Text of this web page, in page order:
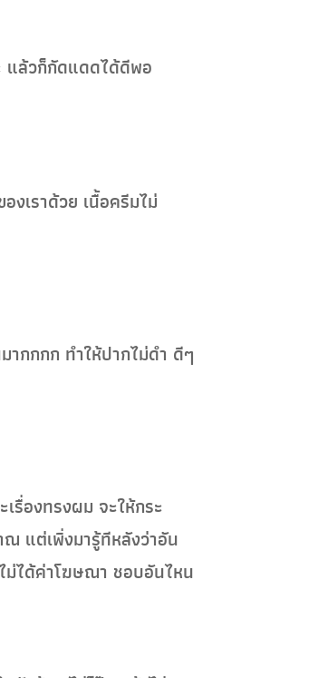
แล้วก็กัดแดดได้ดีพอ
เราด้วย เนื้อครีมไม่
ากกกก ทำให้ปากไม่ดำ ดีๆ
รื่องทรงผม จะให้กระ
ณ แต่เพิ่งมารู้ทีหลังว่าอัน
ม่ได้ค่าโฆษณา ชอบอันไหน